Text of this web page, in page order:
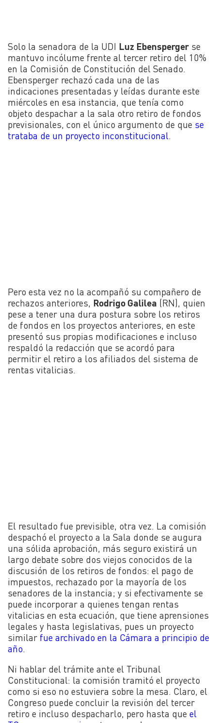
Solo la senadora de la UDI Luz Ebensperger se
mantuvo incólume frente al tercer retiro del 10%
en la Comisión de Constitución del Senado.
Ebensperger rechazó cada una de las
indicaciones presentadas y leídas durante este
miércoles en esa instancia, que tenía como
objeto despachar a la sala otro retiro de fondos
previsionales, con el único argumento de que se
trataba de un proyecto inconstitucional
Pero esta vez no la acompañó su compañero de
rechazos anteriores, Rodrigo Galilea (RN), quien
pese a tener una dura postura sobre los retiros
de fondos en los proyectos anteriores, en este
presentó sus propias modificaciones e incluso
respaldó la redacción que se acordó para
permitir el retiro a los afiliados del sistema de
rentas vitalicias.
El resultado fue previsible, otra vez. La comisión
despachó el proyecto a la Sala donde se augura
una sólida aprobación, más seguro existirá un
largo debate sobre dos viejos conocidos de la
discusión de los retiros de fondos: el pago de
impuestos, rechazado por la mayoría de los
senadores de la instancia; y si efectivamente se
puede incorporar a quienes tengan rentas
vitalicias en esta ecuación, que tiene aprensiones
legales y hasta legislativas, pues un proyecto
similar fue archivado en la Cámara a principio de
año.
Ni hablar del trámite ante el Tribunal
Constitucional: la comisión tramitó el proyecto
como si eso no estuviera sobre la mesa. Claro, el
Congreso puede concluir la revisión del tercer
retiro e incluso despacharlo, pero hasta que el